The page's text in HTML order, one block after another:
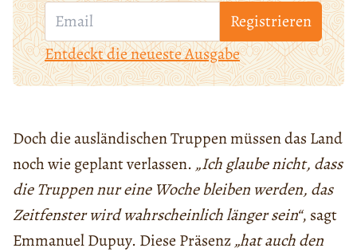
Registrieren
Entdeckt die neueste Ausgabe
Doch die ausländischen Truppen müssen das Land
noch wie geplant verlassen. „Ich glaube nicht, dass
die Truppen nur eine Woche bleiben werden, das
Zeitfenster wird wahrscheinlich länger sein“, sagt
Emmanuel Dupuy. Diese Präsenz„hat auch den